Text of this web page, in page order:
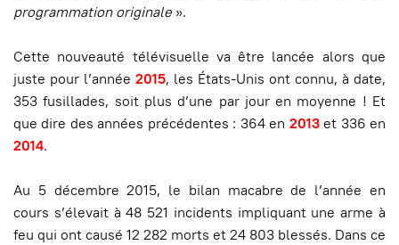
programmation originale ».
Cette nouveauté télévisuelle va être lancée alors que
juste pour l’année 2015, les États-Unis ont connu, à date,
353 fusillades, soit plus d’une par jour en moyenne ! Et
que dire des années précédentes : 364 en 2013 et 336 en
2014.
Au 5 décembre 2015, le bilan macabre de l’année en
cours s’élevait à 48 521 incidents impliquant une arme à
feu qui ont causé 12 282 morts et 24 803 blessés. Dans ce